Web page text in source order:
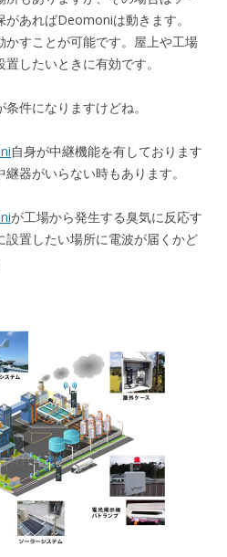
あればDeomoniは動きます。
かすことが可能です。屋上や工場
したいときに有効です。
件になりますけどね。
自身が中継機能を有しております
器がいらない時もあります。
が工場から発生する臭気に反応す
設置したい場所に電波が届くかど